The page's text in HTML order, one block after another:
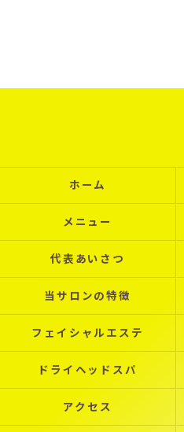
ホーム
メニュー
代表あいさつ
当サロンの特徴
フェイシャルエステ
ドライヘッドスパ
アクセス